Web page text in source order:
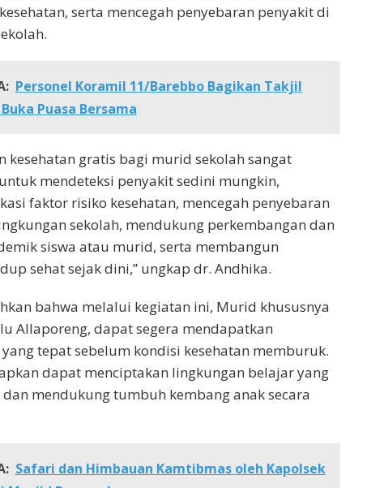
serta mencegah penyebaran penyakit di
Personel Koramil 11/Barebbo Bagikan Takjil
Puasa Bersama
kesehatan gratis bagi murid sekolah sangat
mendeteksi penyakit sedini mungkin,
faktor risiko kesehatan, mencegah penyebaran
sekolah, mendukung perkembangan dan
siswa atau murid, serta membangun
sehat sejak dini,” ungkap dr. Andhika.
bahwa melalui kegiatan ini, Murid khususnya
Allaporeng, dapat segera mendapatkan
tepat sebelum kondisi kesehatan memburuk.
dapat menciptakan lingkungan belajar yang
dan mendukung tumbuh kembang anak secara
Safari dan Himbauan Kamtibmas oleh Kapolsek